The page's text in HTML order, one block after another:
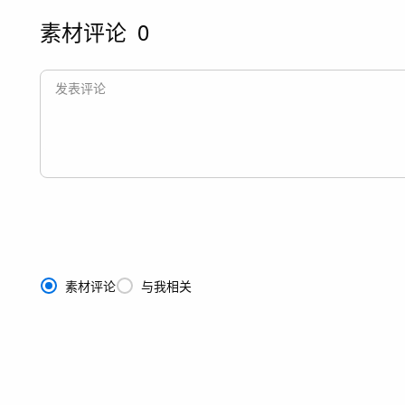
素材评论 0
素材评论 与我相关